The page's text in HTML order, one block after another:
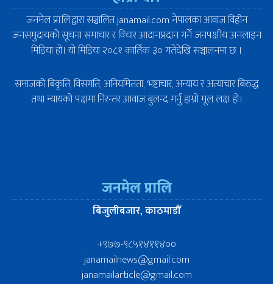
जनमेल प्रा.लि.द्वारा सञ्चालित janamail.com नेपालका आवाज विहीन
जनसमुदायको सूचना समाचार र विचार आदानप्रदान गर्ने जनपक्षीय अनलाइन
मिडिया हो। यो मिडिया २०८१ कार्तिक ३० गतेदेखि सञ्चालनमा छ ।
समाजको बिकृति, विसंगति, अनियमितता, भष्टाचार, अन्याय र अत्याचार बिरुद्ध
तथा न्यायको पक्षमा निरन्तर आवाज बुलन्द गर्नु हाम्रो मूल लक्ष हो।
जनमेल प्रालि
बिजुलीबजार, काठमाडौँ
+९७७-९८५१४११४००
janamailnews@gmail.com
janamailarticle@gmail.com